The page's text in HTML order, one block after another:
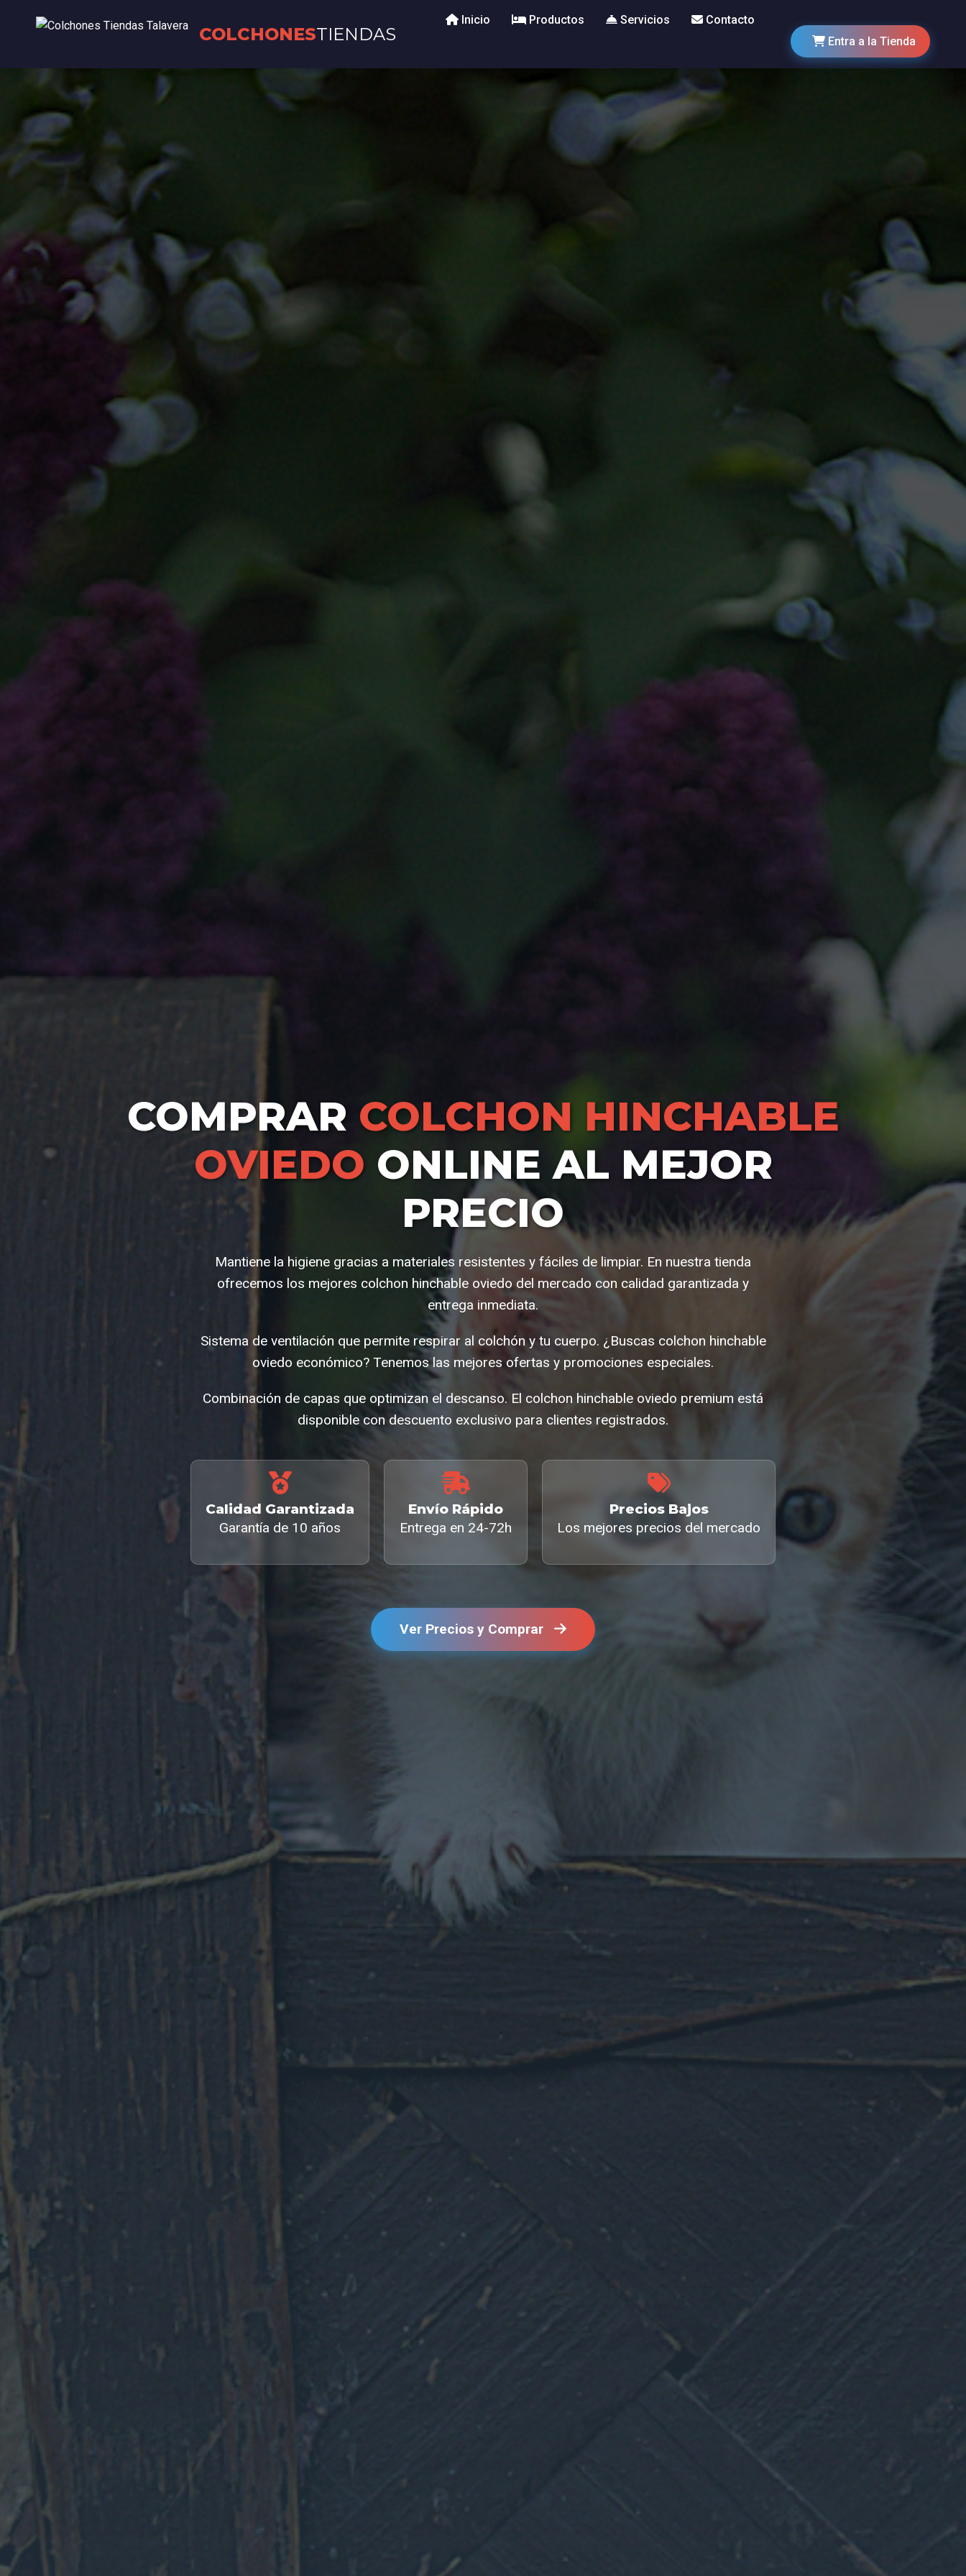
COLCHONESTIENDAS
Inicio Productos Servicios
Contacto
Entra a la Tienda
COMPRAR COLCHON HINCHABLE
OVIEDO ONLINE AL MEJOR
PRECIO
Mantiene la higiene gracias a materiales resistentes y fáciles de limpiar. En nuestra tienda
ofrecemos los mejores colchon hinchable oviedo del mercado con calidad garantizada y
entrega inmediata.
Sistema de ventilación que permite respirar al colchón y tu cuerpo. ¿Buscas colchon hinchable
oviedo económico? Tenemos las mejores ofertas y promociones especiales.
Combinación de capas que optimizan el descanso. El colchon hinchable oviedo premium está
disponible con descuento exclusivo para clientes registrados.
Calidad Garantizada
Garantía de 10 años
Envío Rápido
Entrega en 24-72h
Precios Bajos
Los mejores precios del mercado
Ver Precios y Comprar